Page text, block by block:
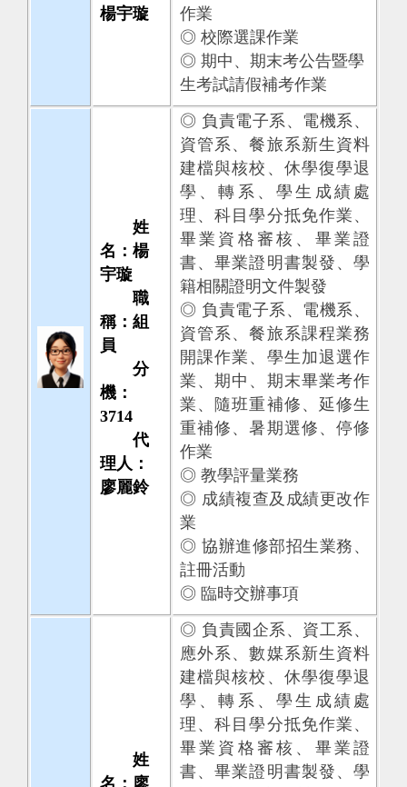
楊宇璇
作業
◎ 校際選課作業
◎ 期中、期末考公告暨學
生考試請假補考作業
姓
名：楊
宇璇
職
稱：組
員
分
機：
3714
代
理人：
廖麗鈴
◎ 負責電子系、電機系、
資管系、餐旅系新生資料
建檔與核校、休學復學退
學、轉系、學生成績處
理、科目學分抵免作業、
畢業資格審核、畢業證
書、畢業證明書製發、學
籍相關證明文件製發
◎ 負責電子系、電機系、
資管系、餐旅系課程業務
開課作業、學生加退選作
業、期中、期末畢業考作
業、隨班重補修、延修生
重補修、暑期選修、停修
作業
◎ 教學評量業務
◎ 成績複查及成績更改作
業
◎ 協辦進修部招生業務、
註冊活動
◎ 臨時交辦事項
姓
名：廖
◎ 負責國企系、資工系、
應外系、數媒系新生資料
建檔與核校、休學復學退
學、轉系、學生成績處
理、科目學分抵免作業、
畢業資格審核、畢業證
書、畢業證明書製發、學